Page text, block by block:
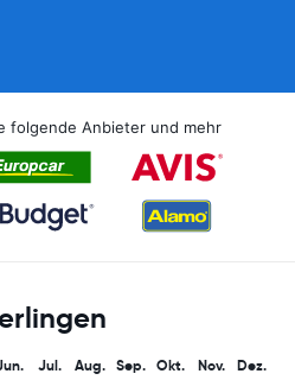
folgende Anbieter und mehr
Jul. Aug. Sep. Okt. Nov. Dez.